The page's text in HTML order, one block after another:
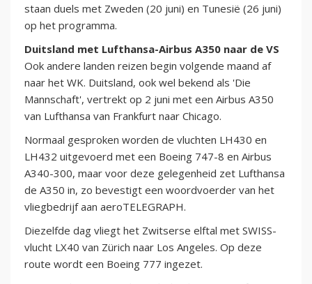
staan duels met Zweden (20 juni) en Tunesië (26 juni)
op het programma.
Duitsland met Lufthansa-Airbus A350 naar de VS
Ook andere landen reizen begin volgende maand af
naar het WK. Duitsland, ook wel bekend als 'Die
Mannschaft', vertrekt op 2 juni met een Airbus A350
van Lufthansa van Frankfurt naar Chicago.
Normaal gesproken worden de vluchten LH430 en
LH432 uitgevoerd met een Boeing 747-8 en Airbus
A340-300, maar voor deze gelegenheid zet Lufthansa
de A350 in, zo bevestigt een woordvoerder van het
vliegbedrijf aan aeroTELEGRAPH.
Diezelfde dag vliegt het Zwitserse elftal met SWISS-
vlucht LX40 van Zürich naar Los Angeles. Op deze
route wordt een Boeing 777 ingezet.